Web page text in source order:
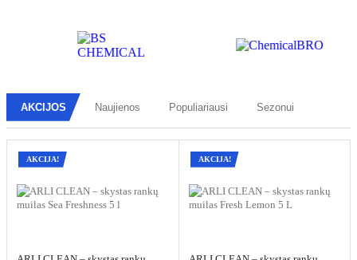
AKCIJOS Naujienos Populiariausi Sezonui
AKCIJA! AKCIJA!